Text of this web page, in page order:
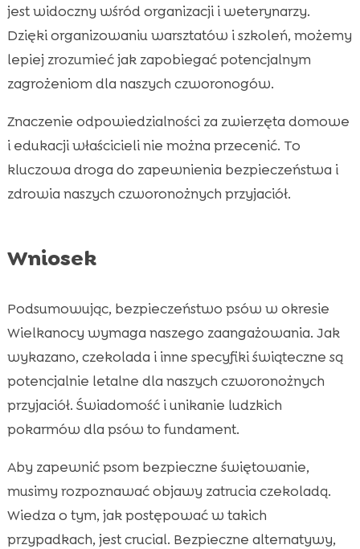
jest widoczny wśród organizacji i weterynarzy.
Dzięki organizowaniu warsztatów i szkoleń, możemy
lepiej zrozumieć jak zapobiegać potencjalnym
zagrożeniom dla naszych czworonogów.
Znaczenie odpowiedzialności za zwierzęta domowe
i edukacji właścicieli nie można przecenić. To
kluczowa droga do zapewnienia bezpieczeństwa i
zdrowia naszych czworonożnych przyjaciół.
Wniosek
Podsumowując, bezpieczeństwo psów w okresie
Wielkanocy wymaga naszego zaangażowania. Jak
wykazano, czekolada i inne specyfiki świąteczne są
potencjalnie letalne dla naszych czworonożnych
przyjaciół. Świadomość i unikanie ludzkich
pokarmów dla psów to fundament.
Aby zapewnić psom bezpieczne świętowanie,
musimy rozpoznawać objawy zatrucia czekoladą.
Wiedza o tym, jak postępować w takich
przypadkach, jest crucial. Bezpieczne alternatywy,